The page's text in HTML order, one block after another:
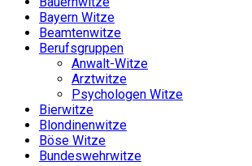
Bayern Witze
Beamtenwitze
Berufsgruppen
Anwalt-Witze
Arztwitze
Psychologen Witze
Bierwitze
Blondinenwitze
Böse Witze
Bundeswehrwitze